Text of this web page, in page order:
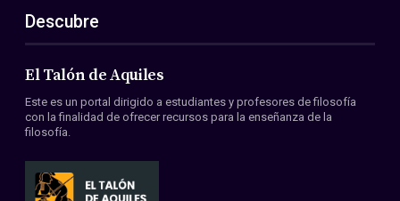
ES
EN
Acerca de nosotros
Miembros
Convenios
Descubre
El Talón de Aquiles
Este es un portal dirigido a estudiantes y profesores de filosofía
con la finalidad de ofrecer recursos para la enseñanza de la
filosofía.